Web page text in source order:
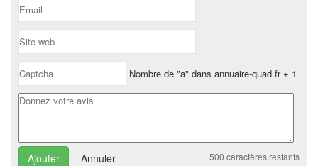
Nombre de "a" dans annuaire-quad.fr + 1
Annuler 500 caractères restants